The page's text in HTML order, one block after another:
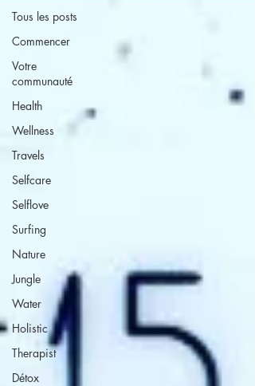
Tous les posts
Commencer
Votre
communauté
Health
Wellness
Travels
Selfcare
Selflove
Surfing
Nature
Jungle
Water
Holistic
Therapist
Détox